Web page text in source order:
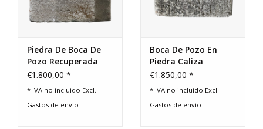
Piedra De Boca De
Pozo Recuperada
€1.800,00 *
* IVA no incluido Excl.
Gastos de envío
Boca De Pozo En
Piedra Caliza
€1.850,00 *
* IVA no incluido Excl.
Gastos de envío